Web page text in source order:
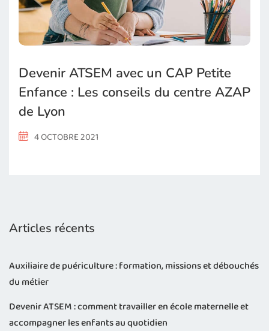
Devenir ATSEM avec un CAP Petite
Enfance : Les conseils du centre AZAP
de Lyon
4 OCTOBRE 2021
Articles récents
Auxiliaire de puériculture : formation, missions et débouchés
du métier
Devenir ATSEM : comment travailler en école maternelle et
accompagner les enfants au quotidien